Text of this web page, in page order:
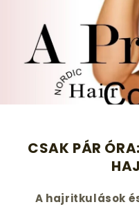
CSAK PÁR
A hajritkulások